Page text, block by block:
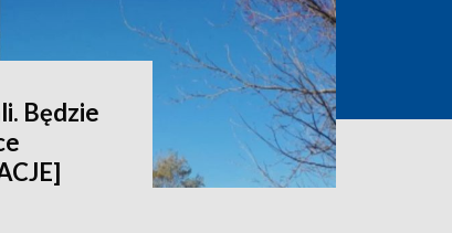
Będzie